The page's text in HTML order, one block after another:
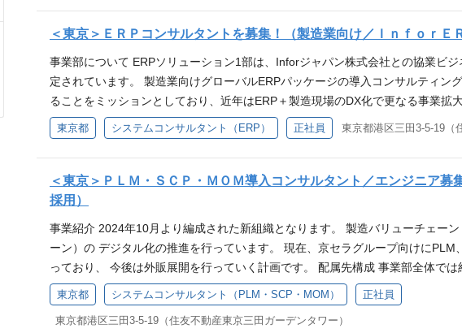
関する知見 ②大規模プロジェクト案件の営業経験 （数千万円～数億円規模
進める営業経験） 歓迎するスキル ・ERPソリューション営業経験（特に製造業
行動できる方 ・周囲を巻き込みながら推進できる方 ・成長・事業拡大に意欲
署からのメッセージ 当部は東京と関西（大阪、京都）にそれぞれ拠点があり、
ョンを活用した価値提供でお客様に貢献することがミッションとなります。 東
ットホームな風土でエンゲージメントスコアも全社でも高水準を維持してます
を頂いており、やりがいのある仕事です。 共に事業拡大と自己実現を図り、顧
参考URL ▼採用動画（YouTube） ・新卒採用向け／コンセプト動画 https://
採用向け／若手社員密着動画 https://youtu.be/iqKPwSVD6Uo?si=2u-UzlcKzu-
タープライズソリューション営業課（4名） 募集背景 ・ビジネス拡大に向け、
ープ外の一般法人向けにICT営業活動を行っています。 ・製造業向けERPやAI
年間 ・活動範囲：東日本中心 ※場合によっては全国規模、案件によっては海
SyteLine」の一括導入の成功 https://biz.kccs.co.jp/case/erp7/ キャリアステッ
種プロジェクトを学んで頂きつつ、自社の管理会計についても 理解を進めて
会計の運用を通じて業務理解頂いた後、ゆくゆくは部門の マネジメントを担
T営業経験 ④製造業に関する知見 歓迎するスキル ・大規模案件の営業経験 （
係者を巻き込みながら進める営業経験） ・リーダー経験（目安：3名以上） 求
方 ・周囲を巻き込みながら推進できる方 ・成長・事業拡大に意欲のある方 ・気
部は東京と関西（大阪、京都）にそれぞれ拠点があり、全国の製造業向けに
供でお客様に貢献することがミッションとなります。 東京は30歳半ば～20歳代
ンゲージメントスコアも全社でも高水準を維持してます。全社でも外販部隊と
いのある仕事です。 共に事業拡大と自己実現を図り、顧客と社会への持続的な
（YouTube） ・新卒採用向け／コンセプト動画 https://www.youtube.com/
＜東京＞ＥＲＰコンサルタントを募集！（製造業向け／ＩｎｆｏｒＥ
事業部について ERPソリューション1部は、Inforジャパン株式会社との協業ビ
定されています。 製造業向けグローバルERPパッケージの導入コンサルティン
ることをミッションとしており、近年はERP＋製造現場のDX化で更なる事業拡
ーションについて https://www.kccs.co.jp/ict/service/erp/ ▼事業部の強み ・製造
のERP導入実績（2011年～ERP事業を行っています） ・Infor社Goldパートナー
携 ・自社開発パッケージもあり ・グローバル対応も可能 ・インフラ構築まで
お客様企業の経営管理強化まで担うことがKCCSのERPサービスの強みです。
おり、 そのうちERP導入コンサルおよび保守を行うERPｿﾘｭｰｼｮﾝ1部は、約40名
ルに応じて担当いただきます。 【ERP導入コンサルティング】 ・ 現状分析、
アドオン機能設計/開発 ・ ERP運用支援 導入事例 ▼グローバルERP「Infor
ttps://www.kccs.co.jp/contents/ict/case/case03/index.html ▼生産管理を支えるグ
s://www.kccs.co.jp/ict/case/0020/ キャリアステップ KCCSでは自律と選択の観
ストコース』と2つのキャリアステップを用意しています。どちらもアメーバ経
東京都 システムコンサルタント（ERP） 正社員 東京都港区三田3-5-19（
＜東京＞ＰＬＭ・ＳＣＰ・ＭＯＭ導入コンサルタント／エンジニア募
採用）
事業紹介 2024年10月より編成された新組織となります。 製造バリューチェー
ーン）の デジタル化の推進を行っています。 現在、京セラグループ向けに
っており、 今後は外販展開を行っていく計画です。 配属先構成 事業部全体では
Mチームはそれぞれ6～10名程度で組織されています。 業務内容紹介 ①PLMソ
ソリューション「Kinaxis Maestro」 ③MOMソリューション「Siemens
ンジニアとして、 提案活動から、要件定義、導入支援、アドオン機能開発、運
東京都 システムコンサルタント（PLM・SCP・MOM） 正社員
東京都港区三田3-5-19（住友不動産東京三田ガーデンタワー）